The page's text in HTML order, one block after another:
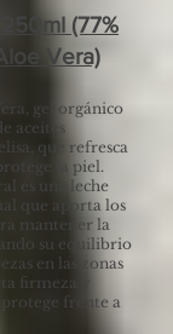
(77%
Vera)
gel orgánico
aceites
que refresca
la piel.
es una leche
que aporta los
mantener la
su equilibrio
en las zonas
firmeza y
protege frente a